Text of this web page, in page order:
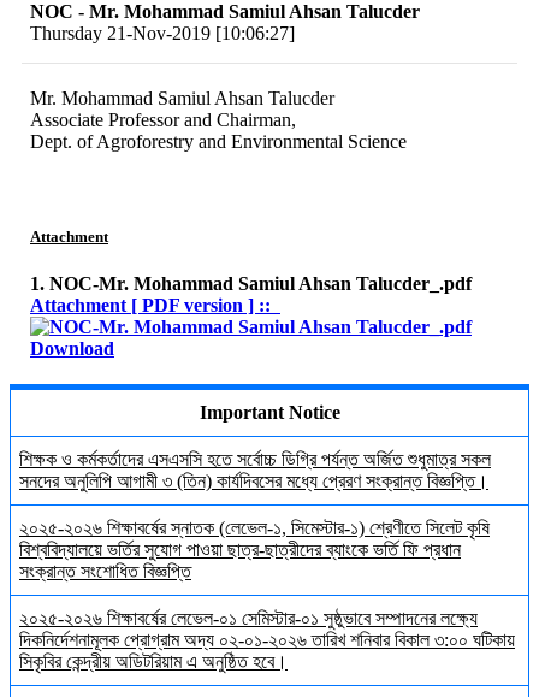
NOC - Mr. Mohammad Samiul Ahsan Talucder
Thursday 21-Nov-2019 [10:06:27]
Mr. Mohammad Samiul Ahsan Talucder
Associate Professor and Chairman,
Dept. of Agroforestry and Environmental Science
Attachment
1. NOC-Mr. Mohammad Samiul Ahsan Talucder_.pdf
Attachment [ PDF version ] ::
Download
Important Notice
শিক্ষক ও কর্মকর্তাদের এসএসসি হতে সর্বোচ্চ ডিগ্রি পর্যন্ত অর্জিত শুধুমাত্র সকল
সনদের অনুলিপি আগামী ৩ (তিন) কার্যদিবসের মধ্যে প্রেরণ সংক্রান্ত বিজ্ঞপ্তি।
২০২৫-২০২৬ শিক্ষাবর্ষের স্নাতক (লেভেল-১, সিমেস্টার-১) শ্রেণীতে সিলেট কৃষি
বিশ্ববিদ্যালয়ে ভর্তির সুযোগ পাওয়া ছাত্র-ছাত্রীদের ব্যাংকে ভর্তি ফি প্রধান
সংক্রান্ত সংশোধিত বিজ্ঞপ্তি
২০২৫-২০২৬ শিক্ষাবর্ষের লেভেল-০১ সেমিস্টার-০১ সুষ্ঠুভাবে সম্পাদনের লক্ষ্যে
দিকনির্দেশনামূলক প্রোগ্রাম অদ্য ০২-০১-২০২৬ তারিখ শনিবার বিকাল ৩:০০ ঘটিকায়
সিকৃবির কেন্দ্রীয় অডিটরিয়াম এ অনুষ্ঠিত হবে।